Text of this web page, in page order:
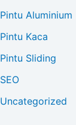
Pintu Aluminium
Pintu Kaca
Pintu Sliding
SEO
Uncategorized